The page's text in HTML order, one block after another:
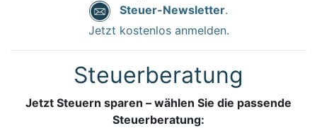
Steuer-Newsletter.
Jetzt kostenlos anmelden.
Steuerberatung
Jetzt Steuern sparen – wählen Sie die passende
Steuerberatung: